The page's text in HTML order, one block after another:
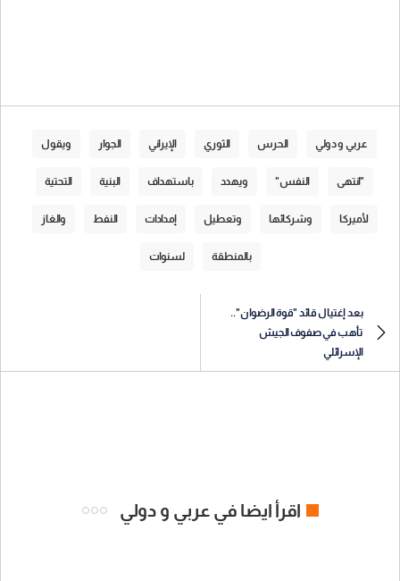
عربي و دولي الحرس الثوري الإيراني الجوار ويقول
"انتهى النفس" ويهدد باستهداف البنية التحتية
لأميركا وشركائها وتعطيل إمدادات النفط والغاز
بالمنطقة لسنوات
بعد إغتيال قائد "قوة الرضوان"..
تأهب في صفوف الجيش
الإسرائلي
اقرأ ايضا في عربي و دولي